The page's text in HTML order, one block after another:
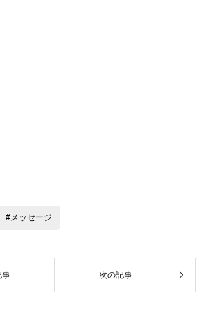
#メッセージ
事 次の記事